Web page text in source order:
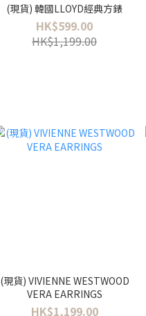
(現貨) 韓國LLOYD經典方錶
HK$599.00
HK$1,199.00
(現貨) VIVIENNE WESTWOOD
VERA EARRINGS
HK$1,199.00